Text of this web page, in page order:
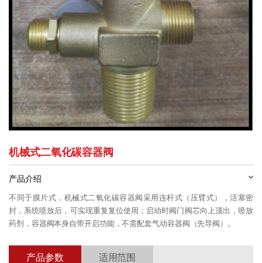
机械式二氧化碳容器阀
产品介绍
不同于膜片式，机械式二氧化碳容器阀采用连杆式（压臂式），活塞密
封，系统喷放后，可实现重复复位使用；启动时阀门阀芯向上顶出，喷放
药剂，容器阀本身自带开启功能，不需配套气动容器阀（先导阀）。
产品参数 适用范围